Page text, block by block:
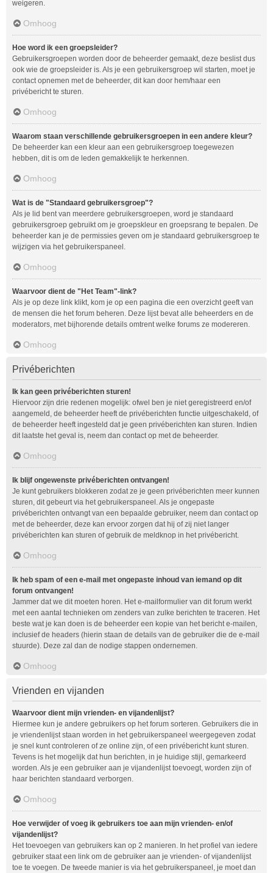
weigeren.
Omhoog
Hoe word ik een groepsleider?
Gebruikersgroepen worden door de beheerder gemaakt, deze beslist dus
ook wie de groepsleider is. Als je een gebruikersgroep wil starten, moet je
contact opnemen met de beheerder, dit kan door hem/haar een
privébericht te sturen.
Omhoog
Waarom staan verschillende gebruikersgroepen in een andere kleur?
De beheerder kan een kleur aan een gebruikersgroep toegewezen
hebben, dit is om de leden gemakkelijk te herkennen.
Omhoog
Wat is de "Standaard gebruikersgroep"?
Als je lid bent van meerdere gebruikersgroepen, word je standaard
gebruikersgroep gebruikt om je groepskleur en groepsrang te bepalen. De
beheerder kan je de permissies geven om je standaard gebruikersgroep te
wijzigen via het gebruikerspaneel.
Omhoog
Waarvoor dient de "Het Team"-link?
Als je op deze link klikt, kom je op een pagina die een overzicht geeft van
de mensen die het forum beheren. Deze lijst bevat alle beheerders en de
moderators, met bijhorende details omtrent welke forums ze modereren.
Omhoog
Privéberichten
Ik kan geen privéberichten sturen!
Hiervoor zijn drie redenen mogelijk: ofwel ben je niet geregistreerd en/of
aangemeld, de beheerder heeft de privéberichten functie uitgeschakeld, of
de beheerder heeft ingesteld dat je geen privéberichten kan sturen. Indien
dit laatste het geval is, neem dan contact op met de beheerder.
Omhoog
Ik blijf ongewenste privéberichten ontvangen!
Je kunt gebruikers blokkeren zodat ze je geen privéberichten meer kunnen
sturen, dit gebeurt via het gebruikerspaneel. Als je ongepaste
privéberichten ontvangt van een bepaalde gebruiker, neem dan contact op
met de beheerder, deze kan ervoor zorgen dat hij of zij niet langer
privéberichten kan sturen of gebruik de meldknop in het privébericht.
Omhoog
Ik heb spam of een e-mail met ongepaste inhoud van iemand op dit
forum ontvangen!
Jammer dat we dit moeten horen. Het e-mailformulier van dit forum werkt
met een aantal technieken om zenders van zulke berichten te traceren. Het
beste wat je kan doen is de beheerder een kopie van het bericht e-mailen,
inclusief de headers (hierin staan de details van de gebruiker die de e-mail
stuurde). Deze zal dan de nodige stappen ondernemen.
Omhoog
Vrienden en vijanden
Waarvoor dient mijn vrienden- en vijandenlijst?
Hiermee kun je andere gebruikers op het forum sorteren. Gebruikers die in
je vriendenlijst staan worden in het gebruikerspaneel weergegeven zodat
je snel kunt controleren of ze online zijn, of een privébericht kunt sturen.
Tevens is het mogelijk dat hun berichten, in je huidige stijl, gemarkeerd
worden. Als je een gebruiker aan je vijandenlijst toevoegt, worden zijn of
haar berichten standaard verborgen.
Omhoog
Hoe verwijder of voeg ik gebruikers toe aan mijn vrienden- en/of
vijandenlijst?
Het toevoegen van gebruikers kan op 2 manieren. In het profiel van iedere
gebruiker staat een link om de gebruiker aan je vrienden- of vijandenlijst
toe te voegen. De tweede manier is via het gebruikerspaneel, je moet dan